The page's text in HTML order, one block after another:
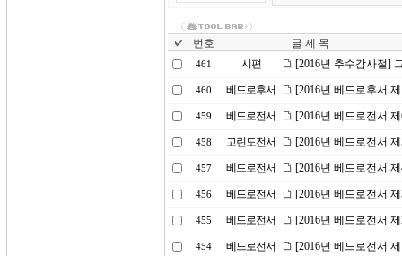
번호 글 제 목
461 시편 [2016년 추수감사절]
460 베드로후서 [2016년 베드로후서
459 베드로전서 [2016년 베드로전서
458 고린도전서 [2016년 베드로전서
457 베드로전서 [2016년 베드로전서
456 베드로전서 [2016년 베드로전서
455 베드로전서 [2016년 베드로전서
454 베드로전서 [2016년 베드로전서